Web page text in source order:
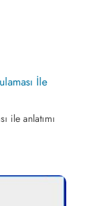
İle
ile anlatımı